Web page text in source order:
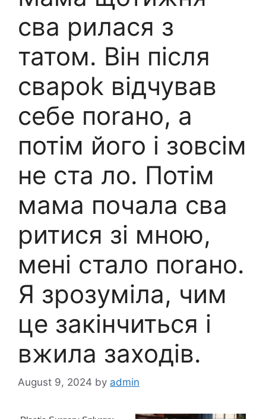
сва рилася з
татом. Він після
свароk відчував
себе поrано, а
потім його і зовсім
не ста ло. Потім
мама почала сва
ритися зі мною,
мені стало поrано.
Я зрозуміла, чим
це закінчиться і
вжила заходів.
August 9, 2024 by admin